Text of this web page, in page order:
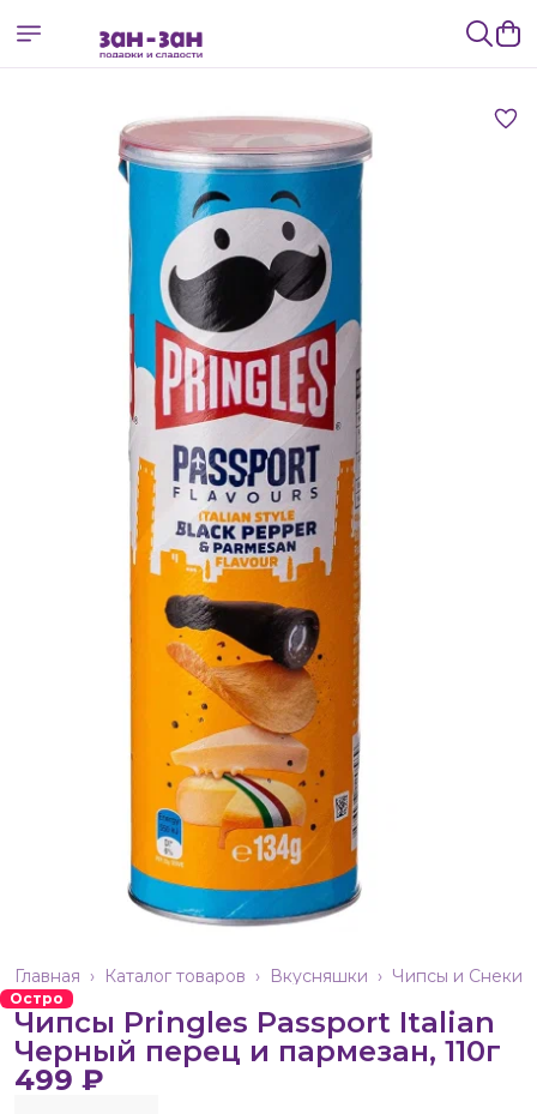
Чипсы и Снеки
Вкусняшки ›
Каталог товаров ›
Главная ›
Остро
Чипсы Pringles Passport Italian
Черный перец и пармезан, 110г
499 ₽